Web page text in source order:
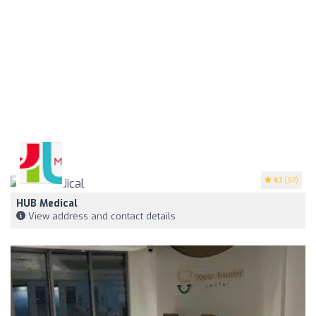
4.1 (97)
HUB Medical
View address and contact details